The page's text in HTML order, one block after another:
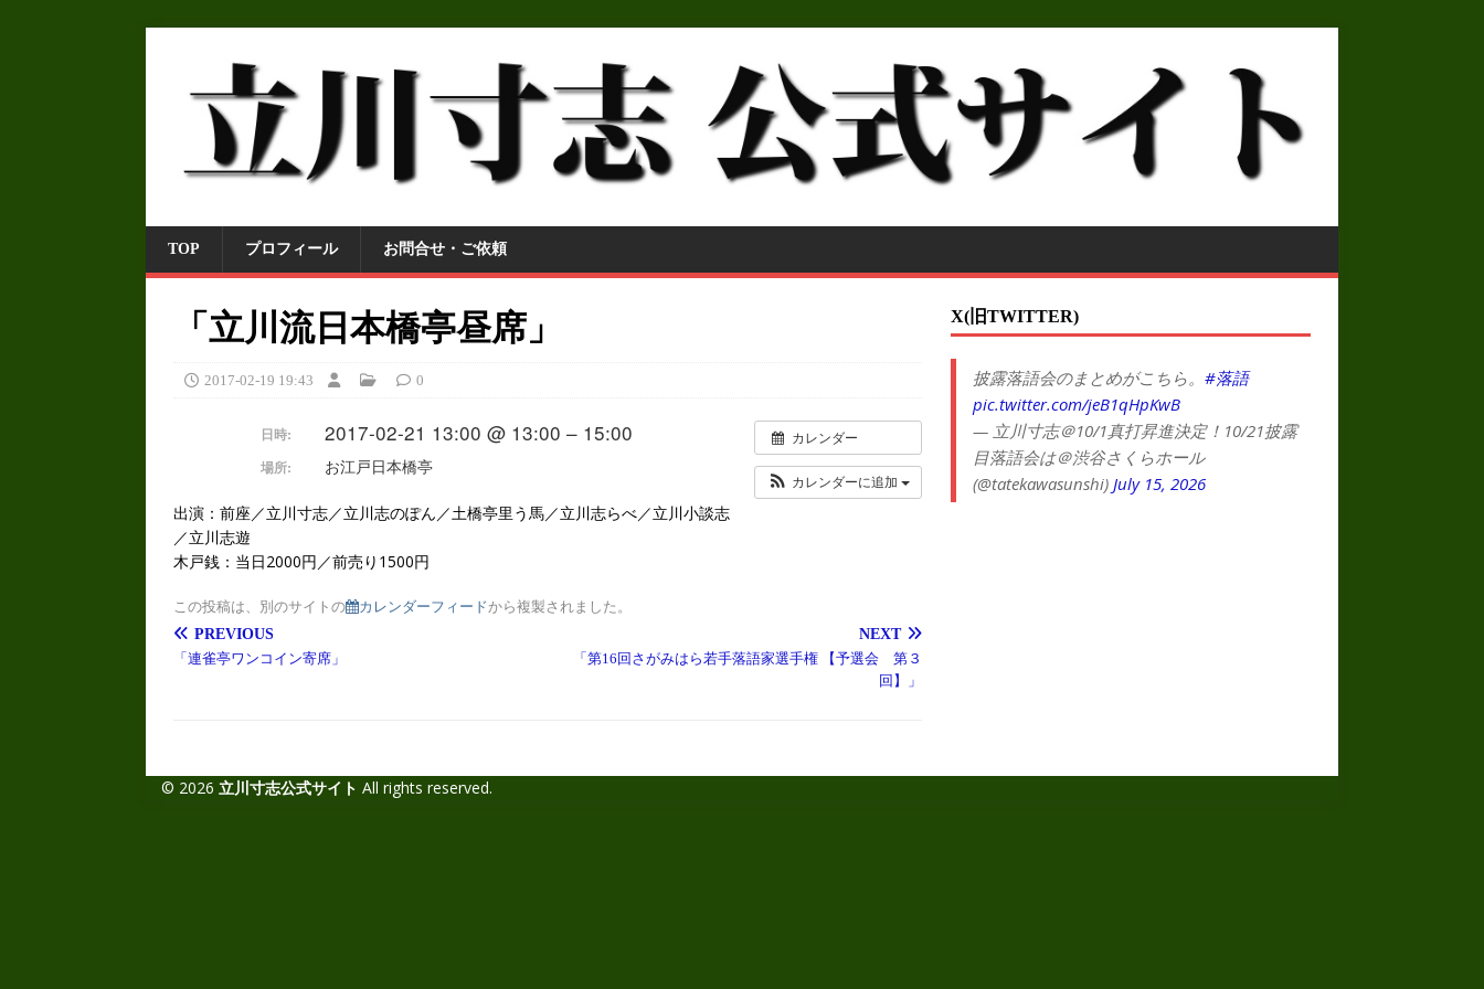
TOP プロフィール お問合せ・ご依頼
「立川流日本橋亭昼席」
2017-02-19 19:43 0
カレンダー
カレンダーに追加
日時: 2017-02-21 13:00 @ 13:00 – 15:00
場所: お江戸日本橋亭
出演：前座／立川寸志／立川志のぽん／土橋亭里う馬／立川志らべ／立川小談志
／立川志遊
木戸銭：当日2000円／前売り1500円
この投稿は、別のサイトの カレンダーフィードから複製されました。
PREVIOUS
「連雀亭ワンコイン寄席」
NEXT
「第16回さがみはら若手落語家選手権 【予選会 第３
回】」
X(旧TWITTER)
披露落語会のまとめがこちら。 #落語
pic.twitter.com/jeB1qHpKwB
— 立川寸志＠10/1真打昇進決定！10/21披露
目落語会は＠渋谷さくらホール
(@tatekawasunshi) July 15, 2026
© 2026 立川寸志公式サイト All rights reserved.